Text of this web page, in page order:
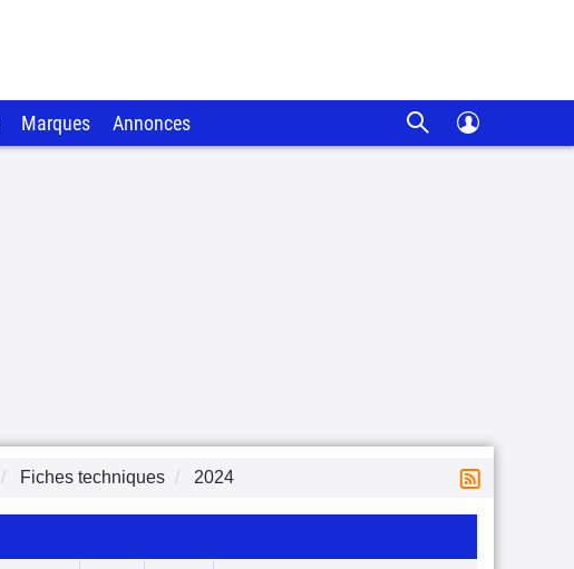
Marques Annonces
Fiches techniques 2024